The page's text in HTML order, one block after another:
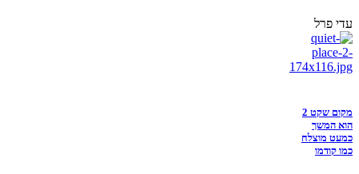
עדי פרל
מקום שקט 2
הוא המשך
כמעט מוצלח
כמו קודמו